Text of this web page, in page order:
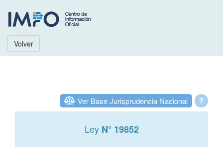
Volver
?
Ver Base Jurisprudencia Nacional
Ley N° 19852